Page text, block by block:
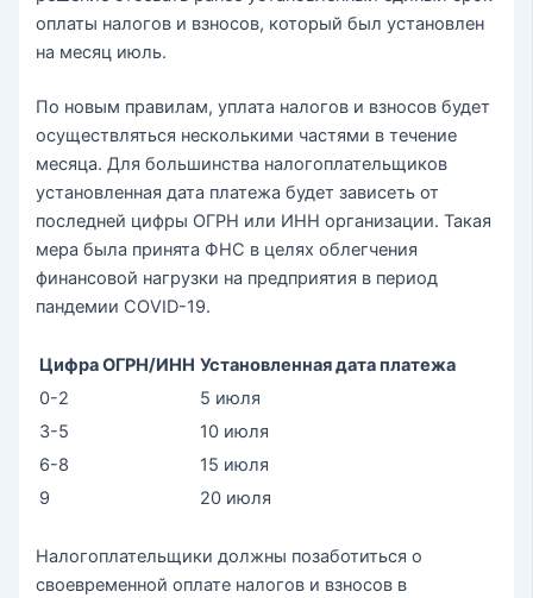
оплаты налогов и взносов, который был установлен
на месяц июль.
По новым правилам, уплата налогов и взносов будет
осуществляться несколькими частями в течение
месяца. Для большинства налогоплательщиков
установленная дата платежа будет зависеть от
последней цифры ОГРН или ИНН организации. Такая
мера была принята ФНС в целях облегчения
финансовой нагрузки на предприятия в период
пандемии COVID-19.
Цифра ОГРН/ИНН Установленная дата платежа
0-2
5 июля
3-5
10 июля
6-8
15 июля
9
20 июля
Налогоплательщики должны позаботиться о
своевременной оплате налогов и взносов в